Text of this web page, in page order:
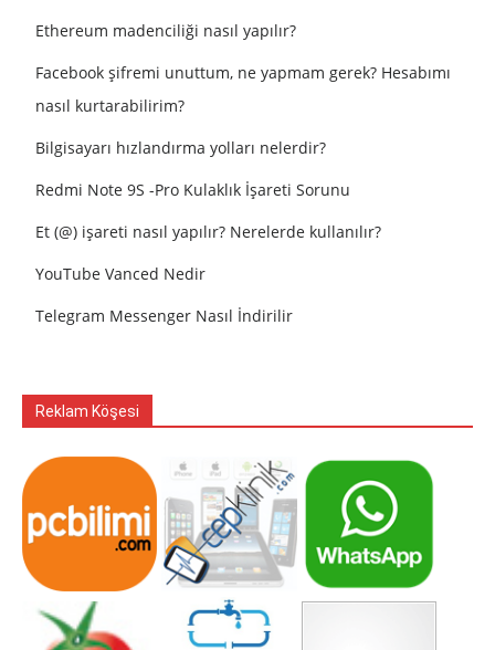
Ethereum madenciliği nasıl yapılır?
Facebook şifremi unuttum, ne yapmam gerek? Hesabımı
nasıl kurtarabilirim?
Bilgisayarı hızlandırma yolları nelerdir?
Redmi Note 9S -Pro Kulaklık İşareti Sorunu
Et (@) işareti nasıl yapılır? Nerelerde kullanılır?
YouTube Vanced Nedir
Telegram Messenger Nasıl İndirilir
Reklam Köşesi